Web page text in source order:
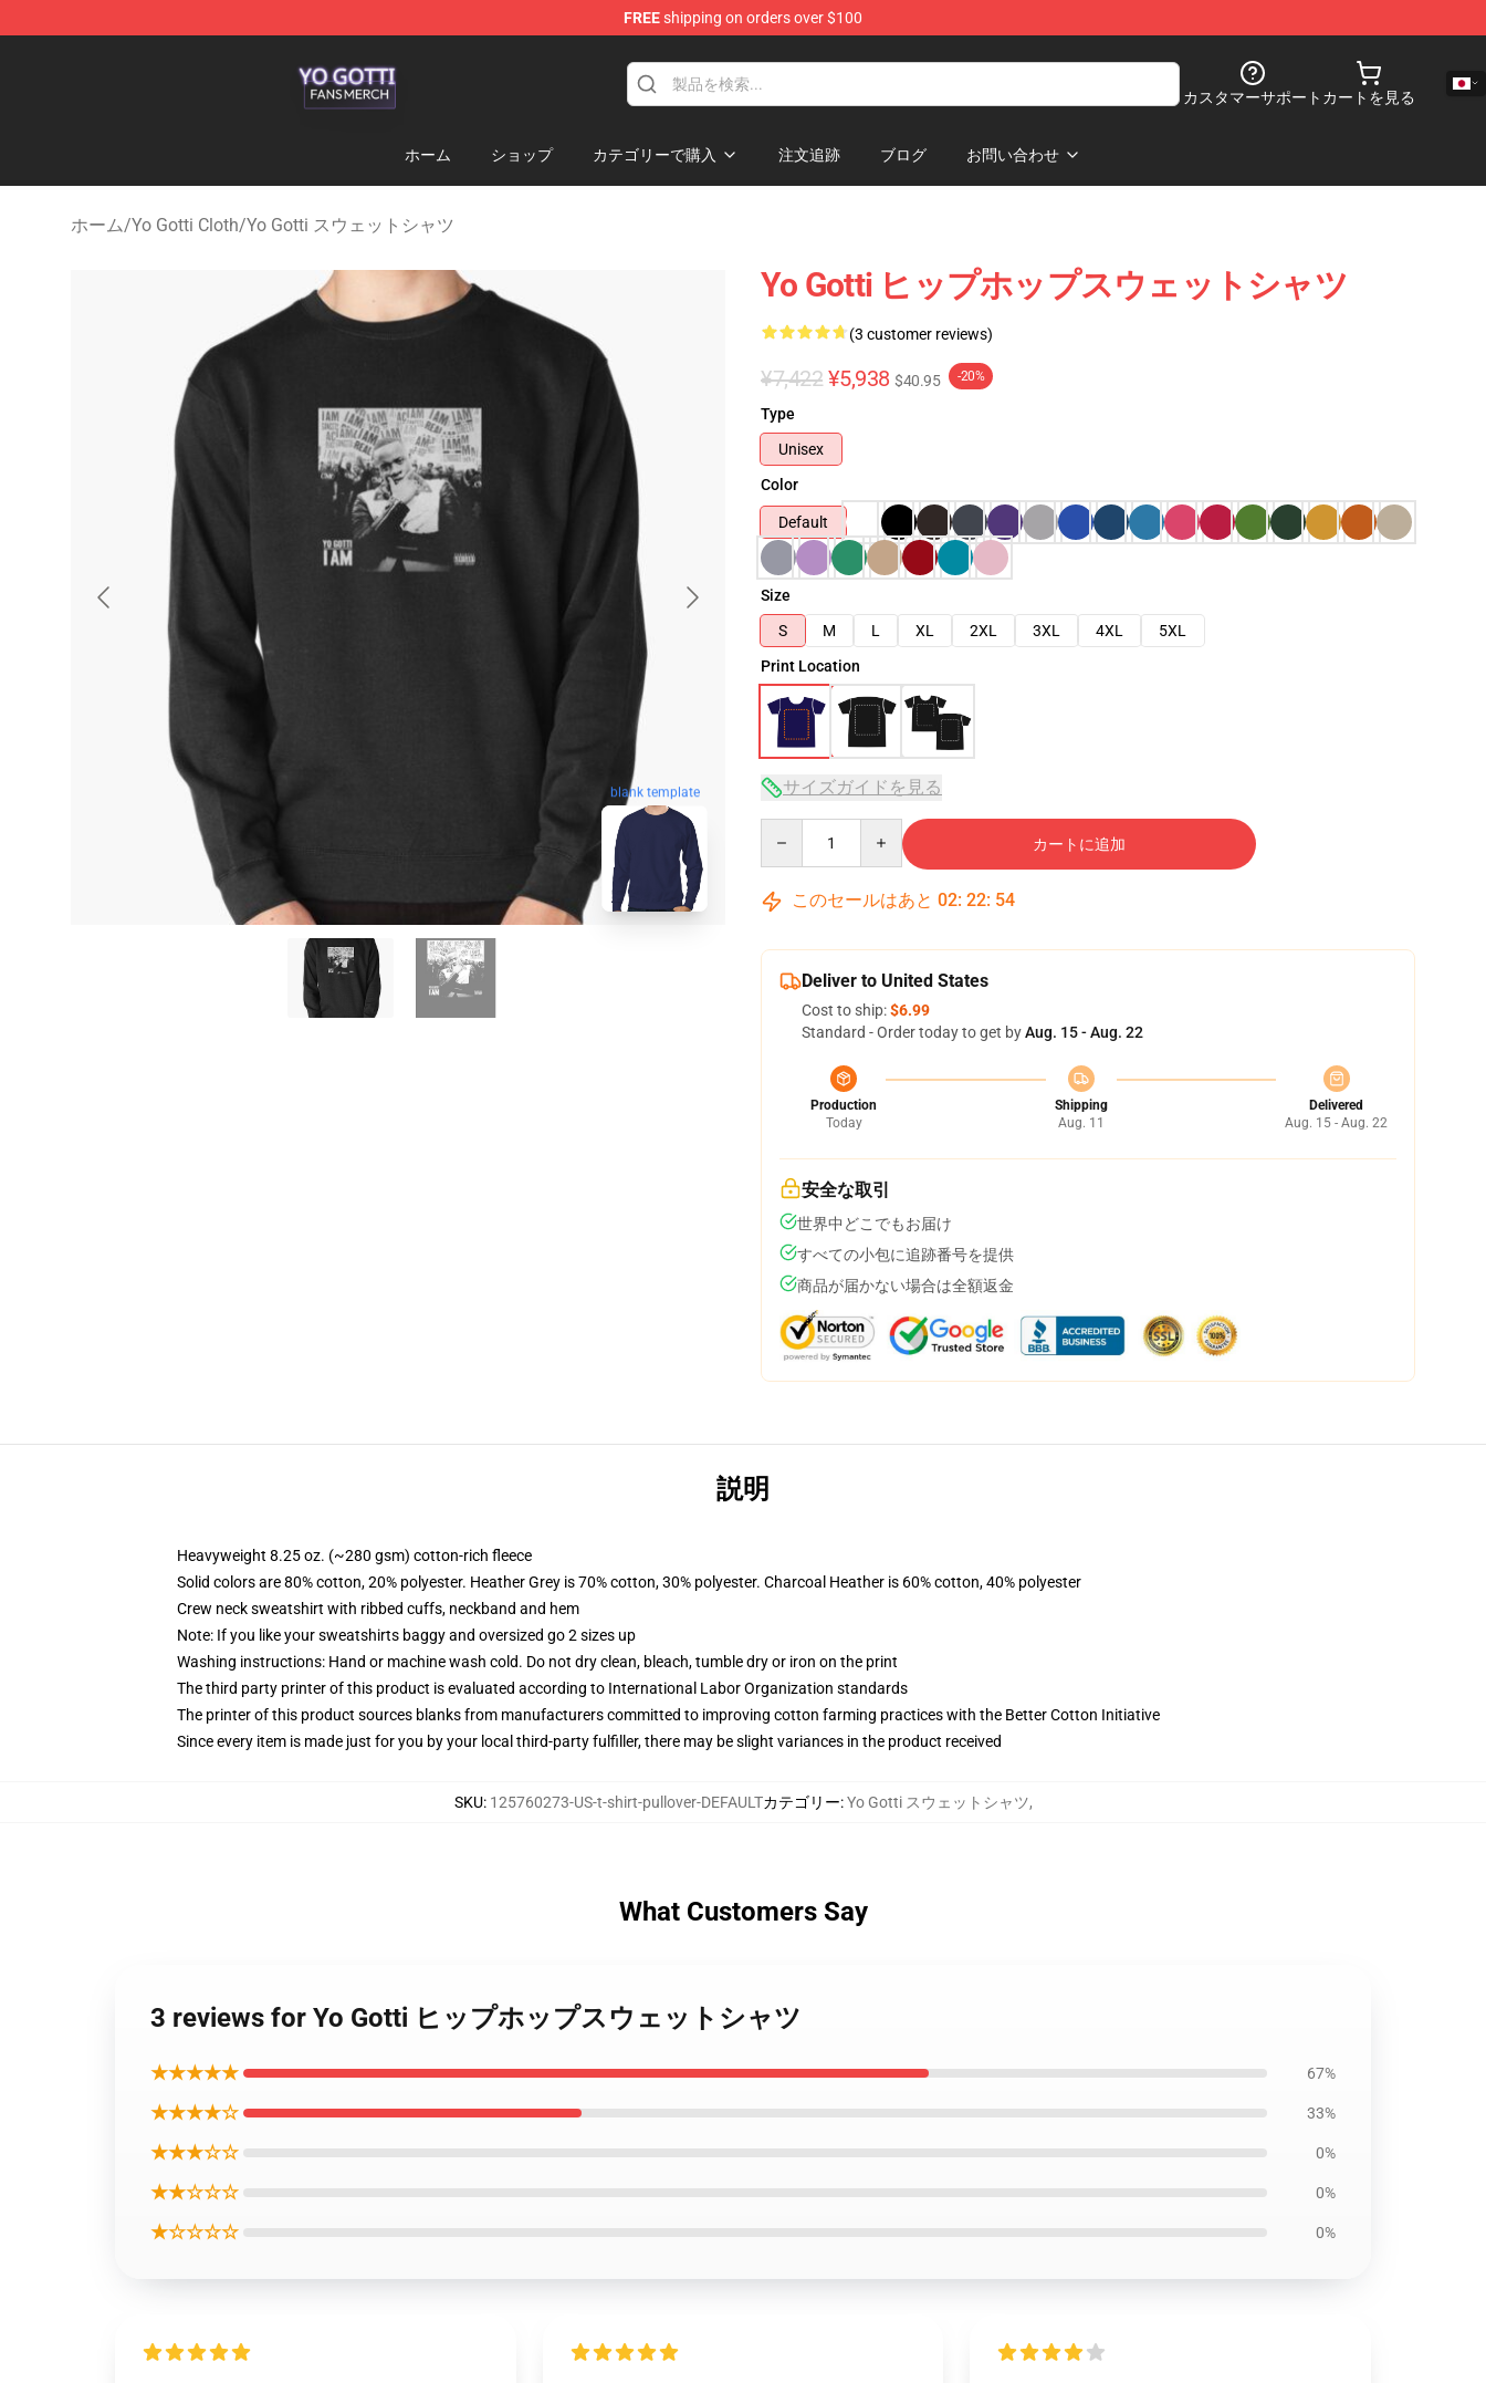
FREEshipping on orders over $100
カスタマーサポート カートを見る
ホーム ショップ カテゴリーで購入 注文追跡 ブログ お問い合わせ
ホーム/Yo Gotti Cloth/Yo Gotti スウェットシャツ
blank template
Yo Gotti ヒップホップスウェットシャツ
(3 customer reviews)
¥7,422 ¥5,938 $40.95 -20%
Type
Unisex
Color
Default
Size
S
M L XL 2XL 3XL 4XL
5XL
Print Location
サイズガイドを見る
カートに追加
このセールはあと 02: 22: 54
Deliver to United States
Cost to ship:$6.99
Standard - Order today to get byAug. 15 - Aug. 22
Production
Today
Shipping
Aug. 11
Delivered
Aug. 15 - Aug. 22
安全な取引
世界中どこでもお届け
すべての小包に追跡番号を提供
商品が届かない場合は全額返金
説明
Heavyweight 8.25 oz. (~280 gsm) cotton-rich fleece
Solid colors are 80% cotton, 20% polyester. Heather Grey is 70% cotton, 30% polyester. Charcoal Heather is 60% cotton, 40% polyester
Crew neck sweatshirt with ribbed cuffs, neckband and hem
Note: If you like your sweatshirts baggy and oversized go 2 sizes up
Washing instructions: Hand or machine wash cold. Do not dry clean, bleach, tumble dry or iron on the print
The third party printer of this product is evaluated according to International Labor Organization standards
The printer of this product sources blanks from manufacturers committed to improving cotton farming practices with the Better Cotton Initiative
Since every item is made just for you by your local third-party fulfiller, there may be slight variances in the product received
SKU: 125760273-US-t-shirt-pullover-DEFAULTカテゴリー:Yo Gotti スウェットシャツ,
What Customers Say
3 reviews for Yo Gotti ヒップホップスウェットシャツ
★★★★★ 67%
★★★★☆ 33%
★★★☆☆ 0%
★★☆☆☆ 0%
★☆☆☆☆ 0%